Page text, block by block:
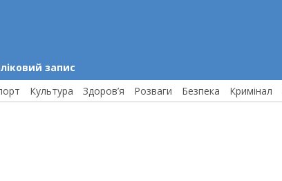
запис
Культура Здоров’я Розваги Безпека Кримінал